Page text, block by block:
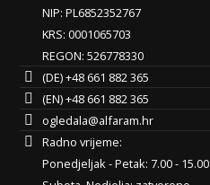
NIP: PL6852352767
KRS: 0001065703
REGON: 526778330
(DE) +48 661 882 365
(EN) +48 661 882 365
ogledala@alfaram.hr
Radno vrijeme:
Ponedjeljak - Petak: 7.00 - 15.00